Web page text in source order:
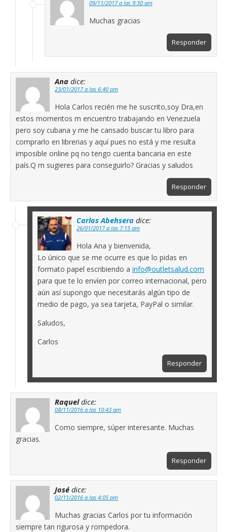
09/11/2017 a las 9:30 am
Muchas gracias
Responder
Ana dice:
23/01/2017 a las 6:40 pm
Hola Carlos recién me he suscrito,soy Dra,en
estos momentos m encuentro trabajando en Venezuela
pero soy cubana y me he cansado buscar tu libro para
comprarlo en librerias y aquí pues no está y me resulta
imposible online pq no tengo cuenta bancaria en este
país.Q m sugieres para conseguirlo? Gracias y saludos
Responder
Carlos Abehsera dice:
26/01/2017 a las 7:15 am
Hola Ana y bienvenida,
Lo único que se me ocurre es que lo pidas en
formato papel escribiendo a info@outletsalud.com
para que te lo envíen por correo internacional, pero
aún así supongo que necesitarás algún tipo de
medio de pago, ya sea tarjeta, PayPal o similar.
Saludos,
Carlos
Responder
Raquel dice:
08/11/2016 a las 10:43 am
Como siempre, súper interesante. Muchas
gracias.
Responder
José dice:
02/11/2016 a las 4:05 pm
Muchas gracias Carlos por tu información
siempre tan rigurosa y rompedora.